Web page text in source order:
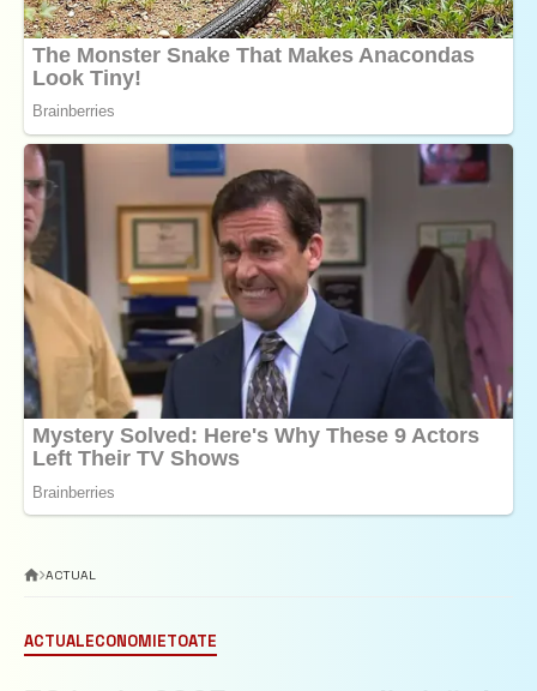
ACTUAL
ACTUALECONOMIETOATE